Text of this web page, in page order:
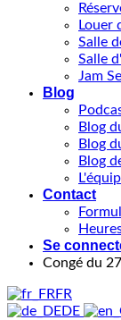
Louer
Salle
Salle
Jam
Blog
Blog
Blog
Blog
Contact
Se
Congé du
FR
DE